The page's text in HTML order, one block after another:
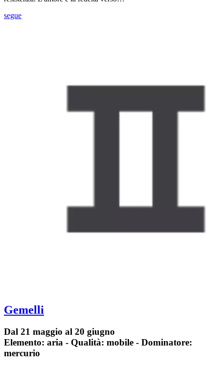
segue
Gemelli
Dal 21 maggio al 20 giugno
Elemento: aria - Qualità: mobile - Dominatore:
mercurio